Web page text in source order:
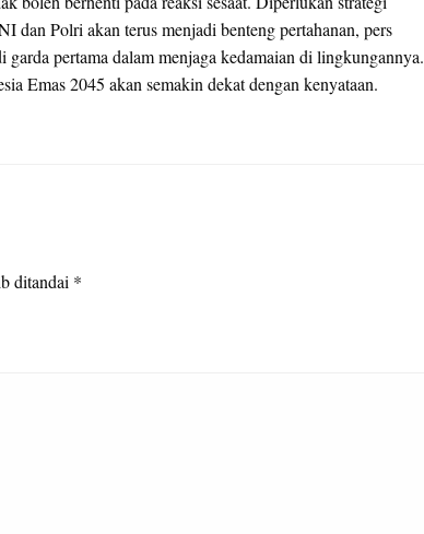
dan Polri akan terus menjadi benteng pertahanan, pers
pertama dalam menjaga kedamaian di lingkungannya.
Emas 2045 akan semakin dekat dengan kenyataan.
ditandai *